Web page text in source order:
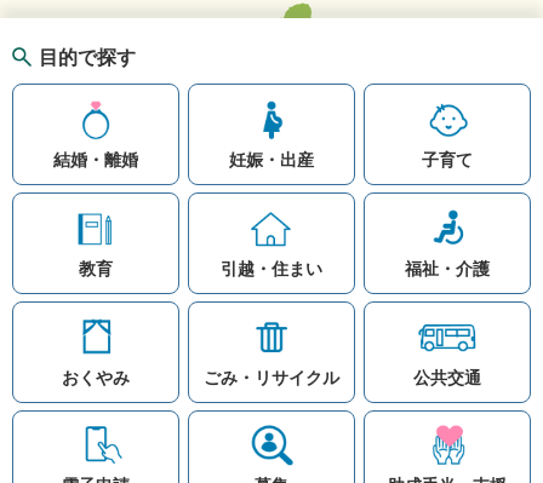
知りたい情報を検索
目的で探す
結婚・離婚 妊娠・出産 子育て
教育 引越・住まい 福祉・介護
おくやみ ごみ・リサイクル 公共交通
お問い合わせ
リンク集
このホームページ
著作権と免責事項につ